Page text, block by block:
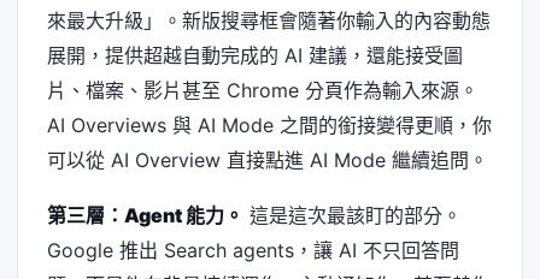
來最大升級」。新版搜尋框會隨著你輸入的內容動態
展開，提供超越自動完成的 AI 建議，還能接受圖
片、檔案、影片甚至 Chrome 分頁作為輸入來源。
AI Overviews 與 AI Mode 之間的銜接變得更順，你
可以從 AI Overview 直接點進 AI Mode 繼續追問。
第三層：Agent 能力。 這是這次最該盯的部分。
Google 推出 Search agents，讓 AI 不只回答問